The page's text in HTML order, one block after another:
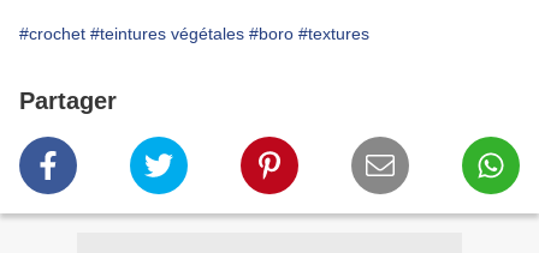
#crochet #teintures végétales #boro #textures
Partager